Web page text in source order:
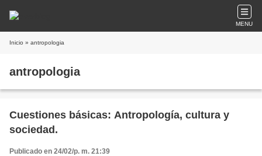
MENU
Inicio » antropologia
antropologia
Cuestiones básicas: Antropología, cultura y
sociedad.
Publicado en 24/02/p. m. 21:39